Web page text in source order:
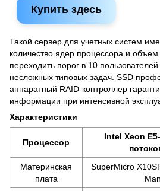
Купить здесь
Такой сервер для учетных систем
количество ядер процессора и
переходить порог в 10
несложных типовых задач. SSD
аппаратный RAID-контроллер
информации при интенсивной
Характеристики
Процессор
Intel Xeon
Материнская
плата
SuperMicro